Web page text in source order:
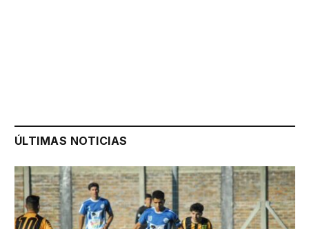
ÚLTIMAS NOTICIAS